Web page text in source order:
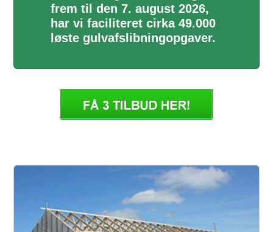
frem til den 7. august 2026,
har vi faciliteret cirka 49.000
løste gulvafslibningopgaver.